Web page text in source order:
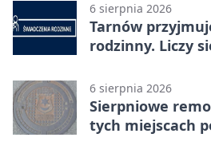
6 sierpnia 2026
Tarnów
rodzinny. Liczy
6 sierpnia 2026
Sierpniowe
tych miejscach